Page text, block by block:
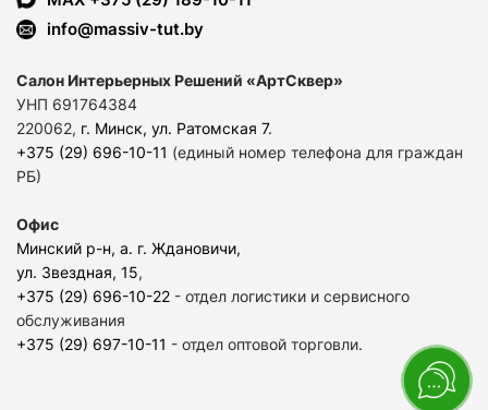
info@massiv-tut.by
Салон Интерьерных Решений «АртСквер»
УНП 691764384
220062, г. Минск, ул. Ратомская 7.
+375 (29) 696-10-11 (единый номер телефона для граждан
РБ)
Офис
Минский р-н, а. г. Ждановичи,
ул. Звездная, 15,
+375 (29) 696-10-22 - отдел логистики и сервисного
обслуживания
+375 (29) 697-10-11 - отдел оптовой торговли.